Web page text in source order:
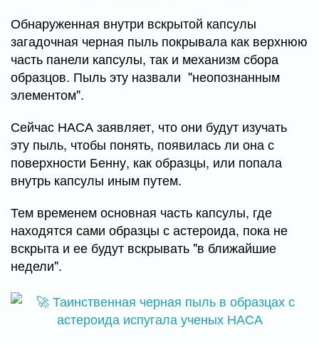
Обнаруженная внутри вскрытой капсулы
загадочная черная пыль покрывала как верхнюю
часть панели капсулы, так и механизм сбора
образцов. Пыль эту назвали "неопознанным
элементом".
Сейчас НАСА заявляет, что они будут изучать
эту пыль, чтобы понять, появилась ли она с
поверхности Бенну, как образцы, или попала
внутрь капсулы иным путем.
Тем временем основная часть капсулы, где
находятся сами образцы с астероида, пока не
вскрыта и ее будут вскрывать "в ближайшие
недели".